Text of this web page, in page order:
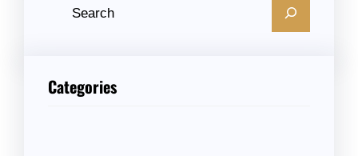
Categories